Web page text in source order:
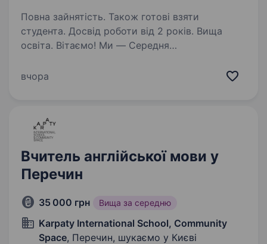
Повна зайнятість. Також готові взяти
студента. Досвід роботи від 2 років. Вища
освіта. Вітаємо! Ми — Середня
району міста Києва, місце, де кожна дитина
а надихати і допомагати…
вчора
Вчитель англійської мови у
Перечин
35 000 грн Вища за середню
Karpaty International School, Community
Space, Перечин, шукаємо у Києві